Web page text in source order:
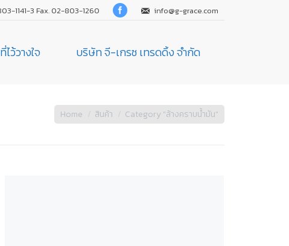
1141-3 Fax. 02-803-1260 info@g-grace.com
ว้วางใจ บริษัท จี-เกรซ เทรดดิ้ง จำกัด
Home สินค้า Category "ล้างคราบน้ำมัน"